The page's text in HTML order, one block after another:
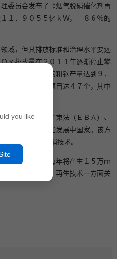
委员会发布了《烟气脱硝催化剂再
１１．９０５５亿ｋＷ， ８６％的
域，但其排放标准和治理水平要远
ｘ排放量在２０１１年逐渐停止攀
国钢铁行业的粗钢产量达到９．
项目中，脱硝项目达４７个，其中
推广。
化氧化法、电子束法（ＥＢＡ）、
发达国家和一些发展中国家。该方
佳的固定源脱硝技术。
预计未来我国每年将产生１５万ｍ
可以重复使用。再生技术一方面关
you like